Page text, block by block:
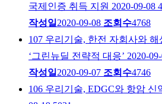
국제인증 취득 지원 2020-09-08
작성일 2020-09-08 조회수4768
107 우리기술, 한전 자회사와
‘그린뉴딜 전략적 대응’ 2020-
작성일 2020-09-07 조회수4746
106 우리기술, EDGC와 항암 신